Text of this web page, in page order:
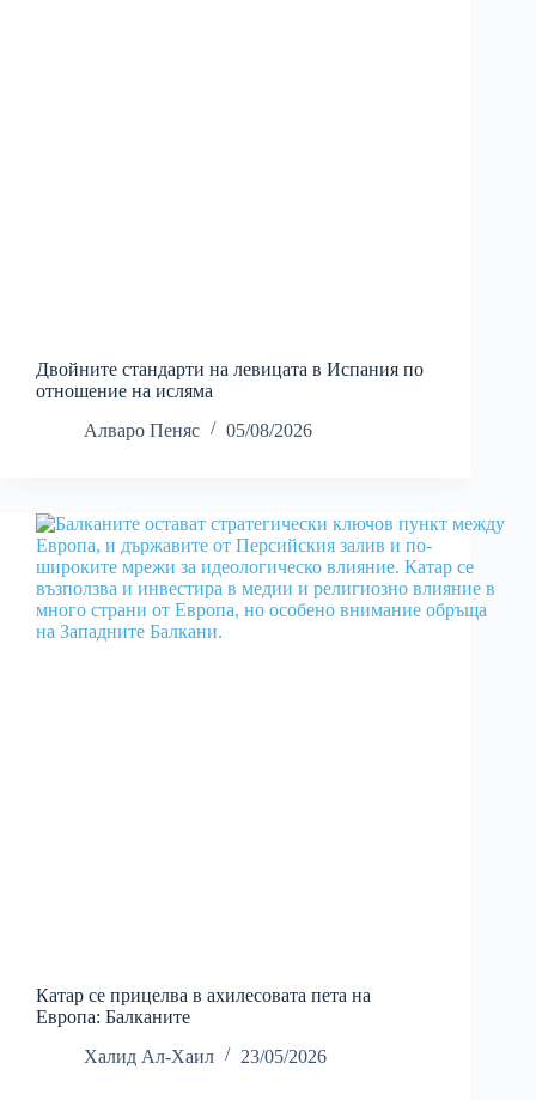
Двойните стандарти на левицата в Испания по
отношение на исляма
Алваро Пеняс
05/08/2026
Катар се прицелва в ахилесовата пета на
Европа: Балканите
Халид Ал-Хаил
23/05/2026